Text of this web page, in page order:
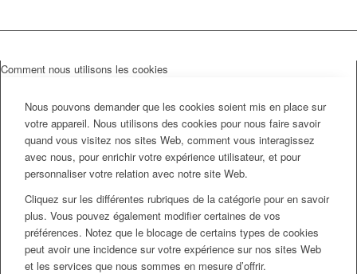
Comment nous utilisons les cookies
Nous pouvons demander que les cookies soient mis en place sur
votre appareil. Nous utilisons des cookies pour nous faire savoir
quand vous visitez nos sites Web, comment vous interagissez
avec nous, pour enrichir votre expérience utilisateur, et pour
personnaliser votre relation avec notre site Web.
Cliquez sur les différentes rubriques de la catégorie pour en savoir
plus. Vous pouvez également modifier certaines de vos
préférences. Notez que le blocage de certains types de cookies
peut avoir une incidence sur votre expérience sur nos sites Web
et les services que nous sommes en mesure d’offrir.